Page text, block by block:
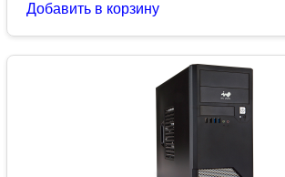
Добавить в корзину